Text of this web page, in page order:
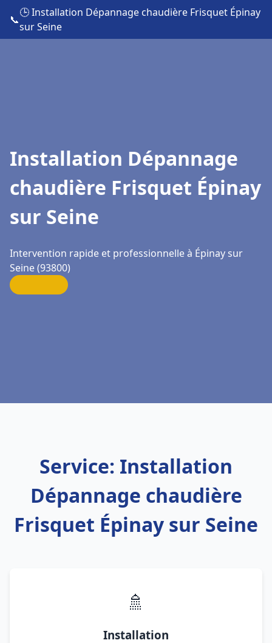
📞
🕒 Installation Dépannage chaudière Frisquet Épinay
sur Seine
Installation Dépannage
chaudière Frisquet Épinay
sur Seine
Intervention rapide et professionnelle à Épinay sur
Seine (93800)
Service: Installation
Dépannage chaudière
Frisquet Épinay sur Seine
🚿
Installation